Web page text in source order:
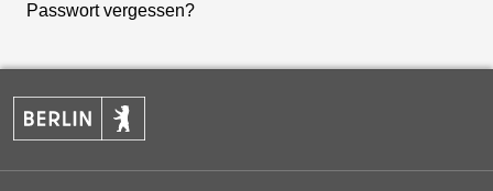
Passwort vergessen?